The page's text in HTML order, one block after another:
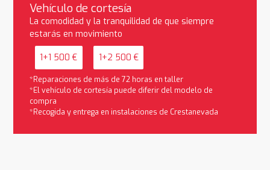
Vehículo de cortesía
La comodidad y la tranquilidad de que siempre
estarás en movimiento
1+1 500 € 1+2 500 €
*Reparaciones de más de 72 horas en taller
*El vehículo de cortesía puede diferir del modelo de
compra
*Recogida y entrega en instalaciones de Crestanevada